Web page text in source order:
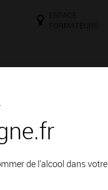
de l'alcool dans votre